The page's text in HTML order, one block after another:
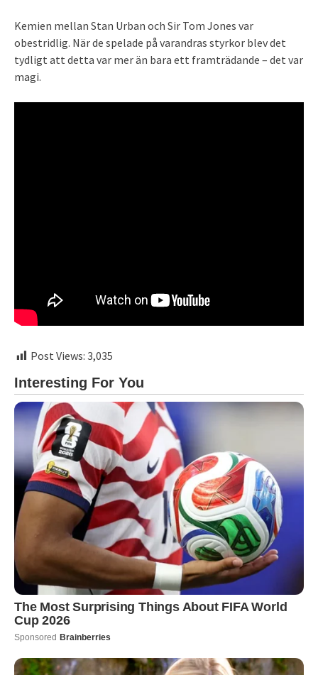
Kemien mellan Stan Urban och Sir Tom Jones var
obestridlig. När de spelade på varandras styrkor blev det
tydligt att detta var mer än bara ett framträdande – det var
magi.
Post Views: 3,035